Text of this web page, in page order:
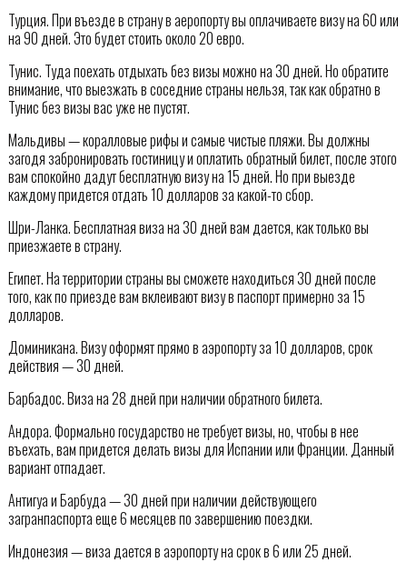
Турция. При въезде в страну в аеропорту вы оплачиваете визу на 60 или
на 90 дней. Это будет стоить около 20 евро.
Тунис. Туда поехать отдыхать без визы можно на 30 дней. Но обратите
внимание, что выезжать в соседние страны нельзя, так как обратно в
Тунис без визы вас уже не пустят.
Мальдивы — коралловые рифы и самые чистые пляжи. Вы должны
загодя забронировать гостиницу и оплатить обратный билет, после этого
вам спокойно дадут бесплатную визу на 15 дней. Но при выезде
каждому придется отдать 10 долларов за какой-то сбор.
Шри-Ланка. Бесплатная виза на 30 дней вам дается, как только вы
приезжаете в страну.
Египет. На территории страны вы сможете находиться 30 дней после
того, как по приезде вам вклеивают визу в паспорт примерно за 15
долларов.
Доминикана. Визу оформят прямо в аэропорту за 10 долларов, срок
действия — 30 дней.
Барбадос. Виза на 28 дней при наличии обратного билета.
Андора. Формально государство не требует визы, но, чтобы в нее
въехать, вам придется делать визы для Испании или Франции. Данный
вариант отпадает.
Антигуа и Барбуда — 30 дней при наличии действующего
загранпаспорта еще 6 месяцев по завершению поездки.
Индонезия — виза дается в аэропорту на срок в 6 или 25 дней.